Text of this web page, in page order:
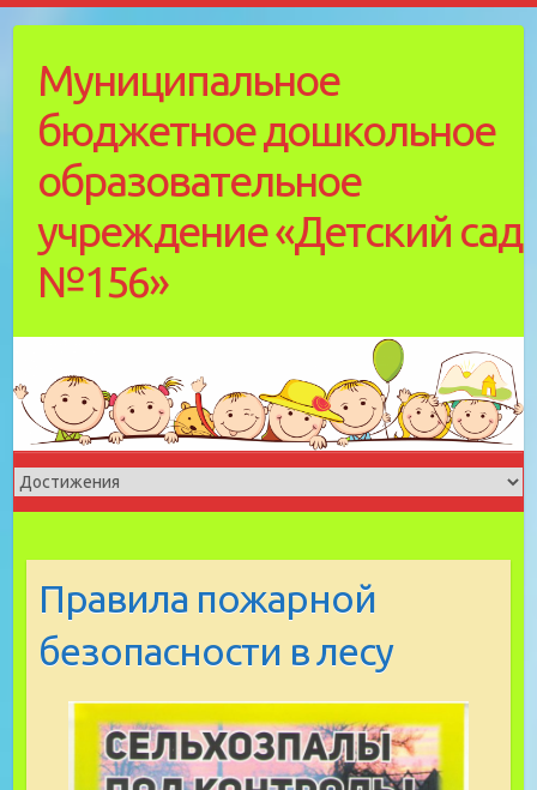
contentМуниципальное
бюджетное дошкольное
образовательное
учреждение «Детский cад
№156»
Правила пожарной
безопасности в лесу